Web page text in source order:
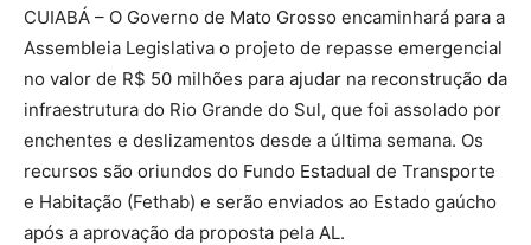
CUIABÁ – O Governo de Mato Grosso encaminhará para a
Assembleia Legislativa o projeto de repasse emergencial
no valor de R$ 50 milhões para ajudar na reconstrução da
infraestrutura do Rio Grande do Sul, que foi assolado por
enchentes e deslizamentos desde a última semana. Os
recursos são oriundos do Fundo Estadual de Transporte
e Habitação (Fethab) e serão enviados ao Estado gaúcho
após a aprovação da proposta pela AL.